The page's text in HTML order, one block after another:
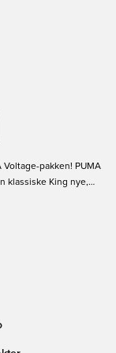
pakken! PUMA
klassiske King nye,
å lyse opp banen.